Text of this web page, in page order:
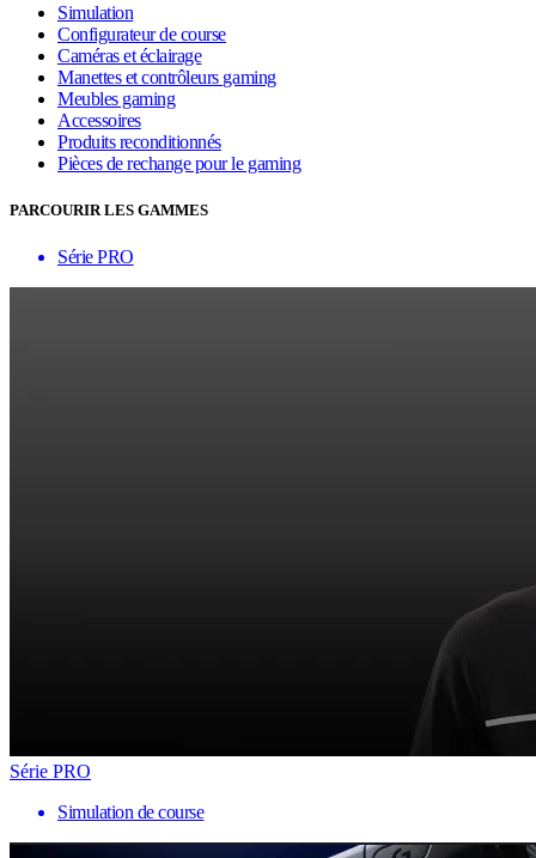
Simulation
Configurateur de course
Caméras et éclairage
Manettes et contrôleurs gaming
Meubles gaming
Accessoires
Produits reconditionnés
Pièces de rechange pour le gaming
PARCOURIR LES GAMMES
Série PRO
Série PRO
Simulation de course